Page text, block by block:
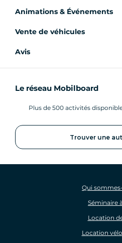
Animations & Événements
Vente de véhicules
Avis
Le réseau Mobilboard
Plus de 500 activités
Trouver une
Qui
Séminaire
Location
Location